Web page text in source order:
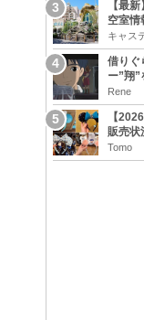
【最
空室情
キャス
借りぐ
ー”翔
は誰？
Rene
【
販売状
をチェ
Tomo